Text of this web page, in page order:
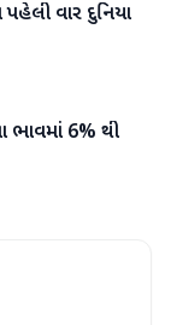
વાર દુનિયા
ભાવમાં 6% થી